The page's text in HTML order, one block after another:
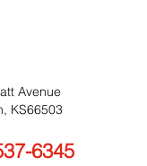
Avenue
KS66503
6345